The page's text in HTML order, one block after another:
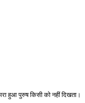
हुआ पुरुष किसी को नहीं दिखता।